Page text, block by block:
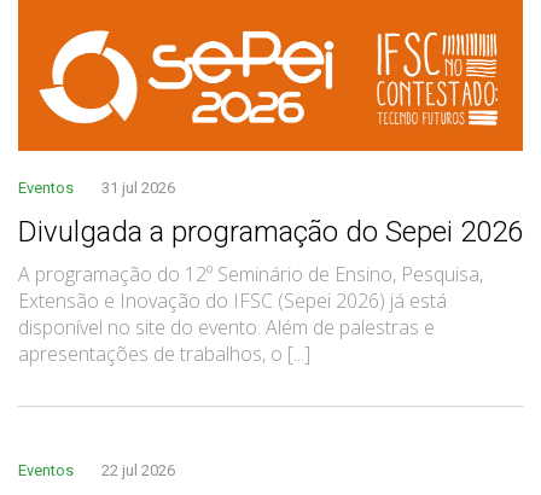
Eventos 31 jul 2026
Divulgada a programação do Sepei 2026
A programação do 12º Seminário de Ensino, Pesquisa,
Extensão e Inovação do IFSC (Sepei 2026) já está
disponível no site do evento. Além de palestras e
apresentações de trabalhos, o [...]
Eventos 22 jul 2026